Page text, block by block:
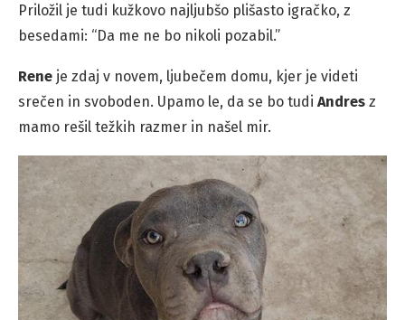
Priložil je tudi kužkovo najljubšo plišasto igračko, z
besedami: “Da me ne bo nikoli pozabil.”
Rene je zdaj v novem, ljubečem domu, kjer je videti
srečen in svoboden. Upamo le, da se bo tudi Andres z
mamo rešil težkih razmer in našel mir.